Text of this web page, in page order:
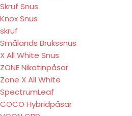
Skruf Snus
Knox Snus
skruf
Smålands Brukssnus
X All White Snus
ZONE Nikotinpåsar
Zone X All White
SpectrumLeaf
COCO Hybridpåsar